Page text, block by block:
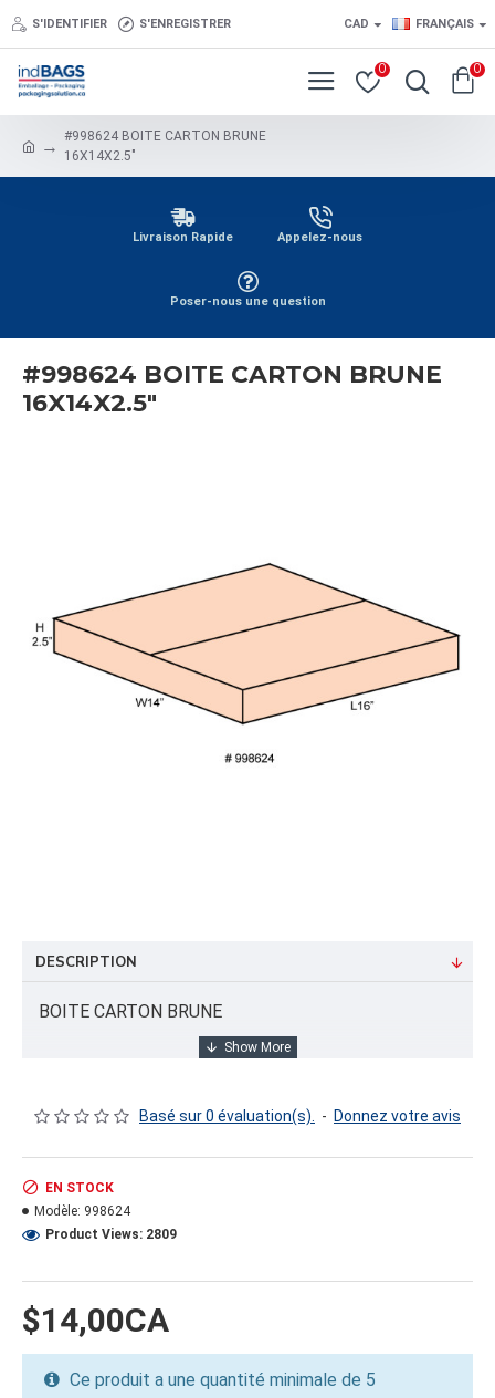
S'IDENTIFIER S'ENREGISTRER CAD FRANÇAIS
0 0
#998624 BOITE CARTON BRUNE
16X14X2.5"
Livraison Rapide Appelez-nous
Poser-nous une question
#998624 BOITE CARTON BRUNE
16X14X2.5"
DESCRIPTION
BOITE CARTON BRUNE
INFORMATION PRODUIT
FORMAT DU PRODUIT
Dimension: 43x31x20
Poids: 20.01
Volume cubique: 4.66 pieds cubes
FORMAT DE PALETTE
Basé sur 0 évaluation(s). - Donnez votre avis
$14,00CA
EN STOCK
Modèle: 998624
Product Views: 2809
Ce produit a une quantité minimale de 5